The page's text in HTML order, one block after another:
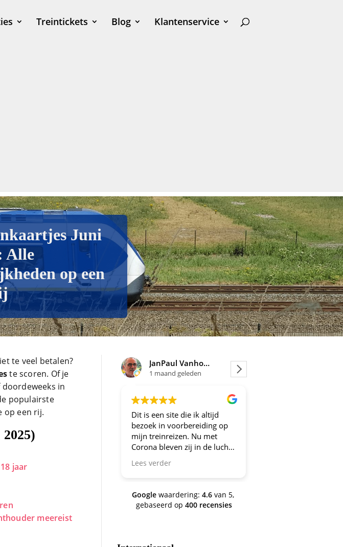
Treintickets Blog Klantenservice
Juni
Alle
op een
te veel betalen?
te scoren. Of je
in
populairste
op een rij.
jaar
meereist
JanPaul Vanhoven
1 maand geleden
Dit is een site die ik altijd
bezoek in voorbereiding op
mijn treinreizen. Nu met
Corona bleven zij in de lucht.
Bravo en ga zo door! En nu
zijn we een aantal jaren
site om je te oriënteren op
trein-voordeel!
Lees verder
Google waardering: 4.6 van 5,
gebaseerd op400 recensies